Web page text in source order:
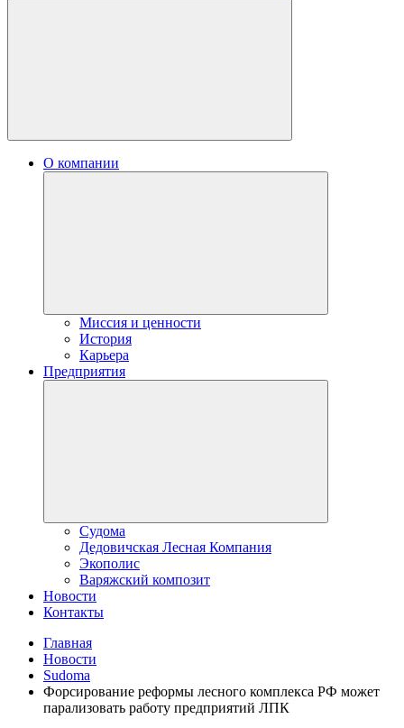
О компании
Миссия и ценности
История
Карьера
Предприятия
Судома
Дедовичская Лесная Компания
Экополис
Варяжский композит
Новости
Контакты
Главная
Новости
Sudoma
Форсирование реформы лесного комплекса РФ может
парализовать работу предприятий ЛПК